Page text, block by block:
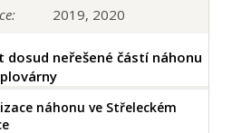
2019, 2020
dosud neřešené částí náhonu
náhonu ve Střeleckém